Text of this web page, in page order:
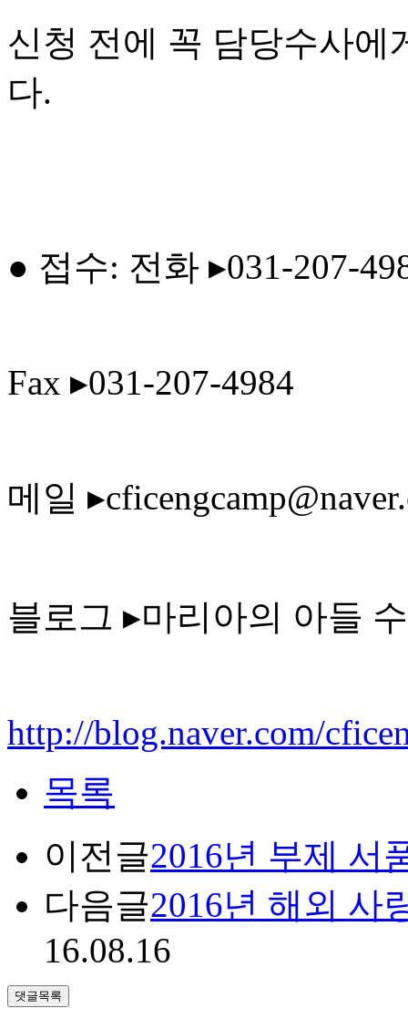
신청 전에 꼭 담당수사에
다.
● 접수: 전화 ▸031-207-
Fax ▸031-207-4984
메일
블로그 ▸마리아의 아들
http://blog.naver.com/
목록
이전글2016년 부제 서
다음글2016년 해외 사
16.08.16
댓글목록